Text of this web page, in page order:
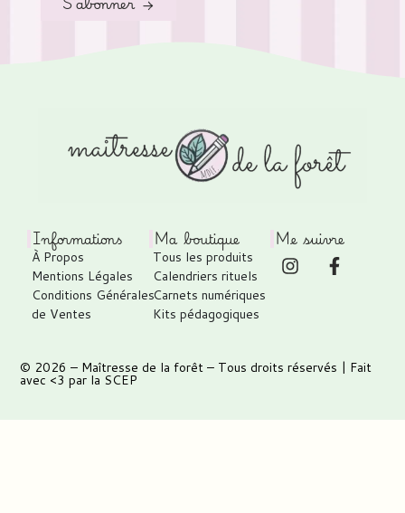
Informations
À Propos
Mentions Légales
Conditions Générales
de Ventes
Ma boutique
Tous les produits
Calendriers rituels
Carnets numériques
Kits pédagogiques
Me suivre
© 2026 – Maîtresse de la forêt – Tous droits réservés | Fait
avec <3 par la SCEP